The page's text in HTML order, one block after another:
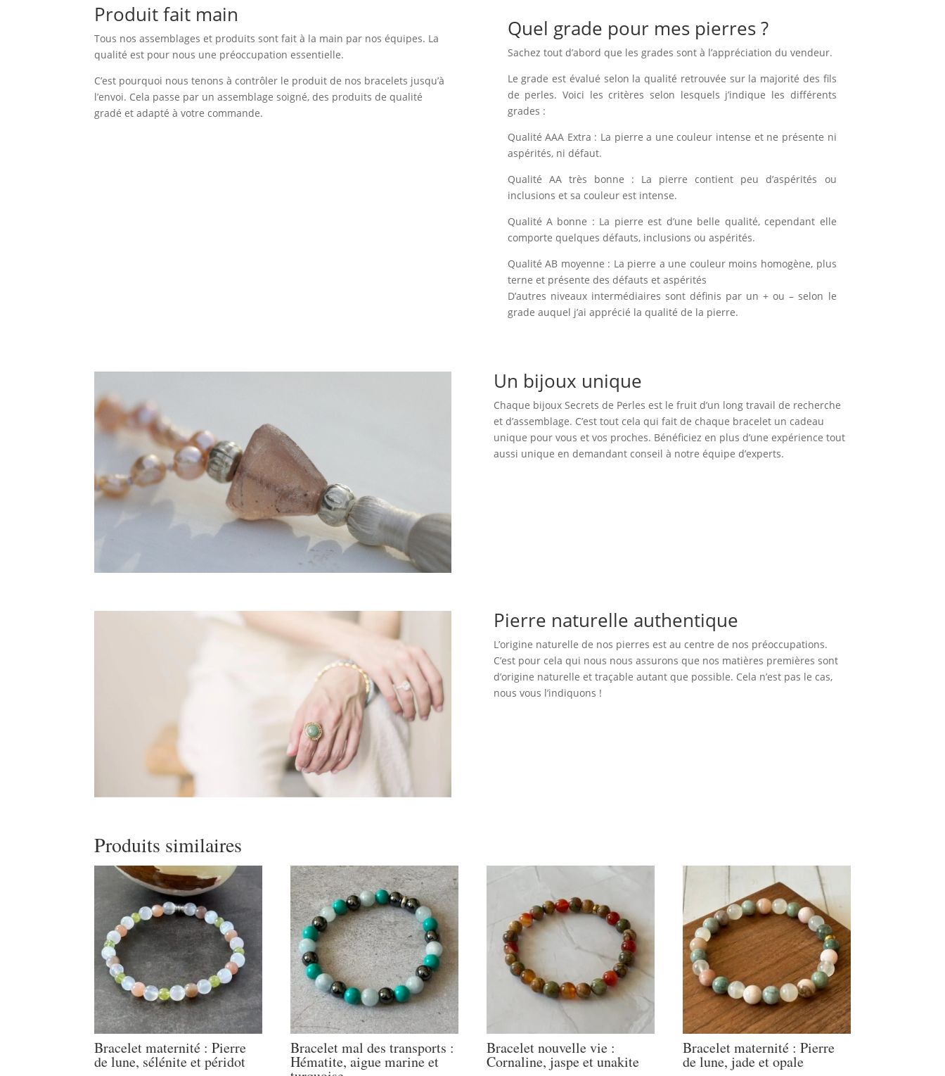
Produit fait main
Tous nos assemblages et produits sont fait à la main par nos équipes. La
qualité est pour nous une préoccupation essentielle.
C’est pourquoi nous tenons à contrôler le produit de nos bracelets jusqu’à
l’envoi. Cela passe par un assemblage soigné, des produits de qualité
gradé et adapté à votre commande.
Quel grade pour mes pierres ?
Sachez tout d’abord que les grades sont à l’appréciation du vendeur.
Le grade est évalué selon la qualité retrouvée sur la majorité des fils
de perles. Voici les critères selon lesquels j’indique les différents
grades :
Qualité AAA Extra : La pierre a une couleur intense et ne présente ni
aspérités, ni défaut.
Qualité AA très bonne : La pierre contient peu d’aspérités ou
inclusions et sa couleur est intense.
Qualité A bonne : La pierre est d’une belle qualité, cependant elle
comporte quelques défauts, inclusions ou aspérités.
Qualité AB moyenne : La pierre a une couleur moins homogène, plus
terne et présente des défauts et aspérités
D’autres niveaux intermédiaires sont définis par un + ou – selon le
grade auquel j’ai apprécié la qualité de la pierre.
Un bijoux unique
Chaque bijoux Secrets de Perles est le fruit d’un long travail de recherche
et d’assemblage. C’est tout cela qui fait de chaque bracelet un cadeau
unique pour vous et vos proches. Bénéficiez en plus d’une expérience tout
aussi unique en demandant conseil à notre équipe d’experts.
Pierre naturelle authentique
L’origine naturelle de nos pierres est au centre de nos préoccupations.
C’est pour cela qui nous nous assurons que nos matières premières sont
d’origine naturelle et traçable autant que possible. Cela n’est pas le cas,
nous vous l’indiquons !
Produits similaires
Bracelet maternité : Pierre
de lune, sélénite et péridot
Bracelet mal des transports :
Hématite, aigue marine et
Bracelet nouvelle vie :
Cornaline, jaspe et unakite
Bracelet maternité : Pierre
de lune, jade et opale